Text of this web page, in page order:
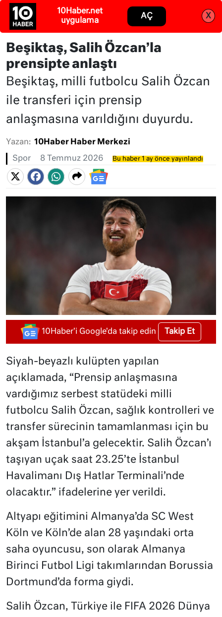
Abone ol Giriş
Beşiktaş, Salih Özcan’la
prensipte anlaştı
Beşiktaş, milli futbolcu Salih Özcan
ile transferi için prensip
anlaşmasına varıldığını duyurdu.
Yazan: 10Haber Haber Merkezi
Spor 8 Temmuz 2026 Bu haber 1 ay önce yayınlandı
10Haber'i Google'da takip edin Takip Et
Siyah-beyazlı kulüpten yapılan
açıklamada, “Prensip anlaşmasına
vardığımız serbest statüdeki milli
futbolcu Salih Özcan, sağlık kontrolleri ve
transfer sürecinin tamamlanması için bu
akşam İstanbul’a gelecektir. Salih Özcan’ı
taşıyan uçak saat 23.25’te İstanbul
Havalimanı Dış Hatlar Terminali’nde
olacaktır.” ifadelerine yer verildi.
Altyapı eğitimini Almanya’da SC West
Köln ve Köln’de alan 28 yaşındaki orta
saha oyuncusu, son olarak Almanya
Birinci Futbol Ligi takımlarından Borussia
Dortmund’da forma giydi.
Salih Özcan, Türkiye ile FIFA 2026 Dünya